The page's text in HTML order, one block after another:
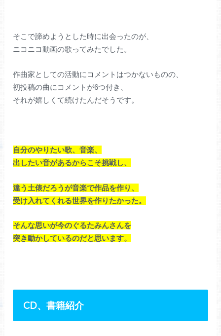
そこで諦めようとした時に出会ったのが、
ニコニコ動画の歌ってみたでした。
作曲家としての活動にコメントはつかないものの、
初投稿の曲にコメントが6つ付き、
それが嬉しくて続けたんだそうです。
自分のやりたい歌、音楽、
出したい音があるからこそ挑戦し、
違う土俵だろうが音楽で作品を作り、
受け入れてくれる世界を作りたかった。
そんな思いが今のぐるたみんさんを
突き動かしているのだと思います。
CD、書籍紹介